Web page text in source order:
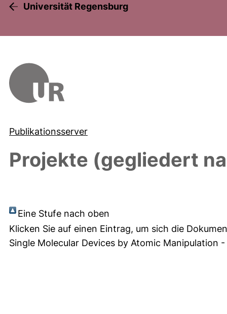
Universität Regensburg
Publikationsserver
Projekte (gegliedert
Eine Stufe nach oben
Klicken Sie auf einen Eintrag, um sich die
Single Molecular Devices by Atomic Manipulation -